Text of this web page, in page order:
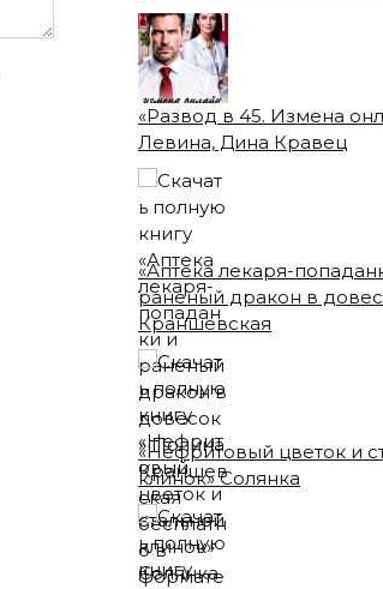
«Развод в 45. Измена
Левина, Дина Кравец
«Аптека лекаря-
раненый дракон в
Краншевская
«Нефритовый цветок и
клинок» Солянка